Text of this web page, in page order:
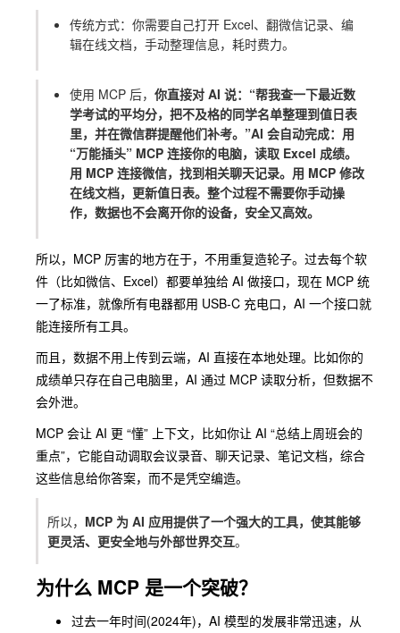
传统方式：你需要自己打开 Excel、翻微信记录、编
辑在线文档，手动整理信息，耗时费力。
使用 MCP 后， 你直接对 AI 说：“帮我查一下最近数
学考试的平均分，把不及格的同学名单整理到值日表
里，并在微信群提醒他们补考。”AI 会自动完成：用
“万能插头” MCP 连接你的电脑，读取 Excel 成绩。
用 MCP 连接微信，找到相关聊天记录。用 MCP 修改
在线文档，更新值日表。整个过程不需要你手动操
作，数据也不会离开你的设备，安全又高效。
所以，MCP 厉害的地方在于，不用重复造轮子。过去每个软
件（比如微信、Excel）都要单独给 AI 做接口，现在 MCP 统
一了标准，就像所有电器都用 USB-C 充电口，AI 一个接口就
能连接所有工具。
而且，数据不用上传到云端，AI 直接在本地处理。比如你的
成绩单只存在自己电脑里，AI 通过 MCP 读取分析，但数据不
会外泄。
MCP 会让 AI 更 “懂” 上下文，比如你让 AI “总结上周班会的
重点”，它能自动调取会议录音、聊天记录、笔记文档，综合
这些信息给你答案，而不是凭空编造。
所以， MCP 为 AI 应用提供了一个强大的工具，使其能够
更灵活、更安全地与外部世界交互。
为什么 MCP 是一个突破？
过去一年时间(2024年)，AI 模型的发展非常迅速，从